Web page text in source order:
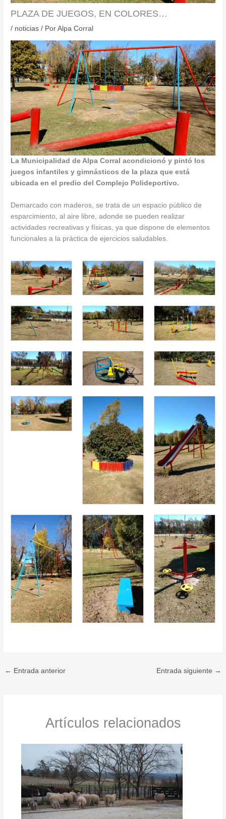
PLAZA DE JUEGOS, EN COLORES…
/ noticias / PorAlpa Corral
La Municipalidad de Alpa Corral acondicionó y pintó los
juegos infantiles y gimnásticos de la plaza que está
ubicada en el predio del Complejo Polideportivo.
Demarcado con maderos, se trata de un espacio público de
esparcimiento, al aire libre, adonde se pueden realizar
actividades recreativas y físicas, ya que dispone de elementos
funcionales a la práctica de ejercicios saludables.
← Entrada anterior Entrada siguiente →
Artículos relacionados